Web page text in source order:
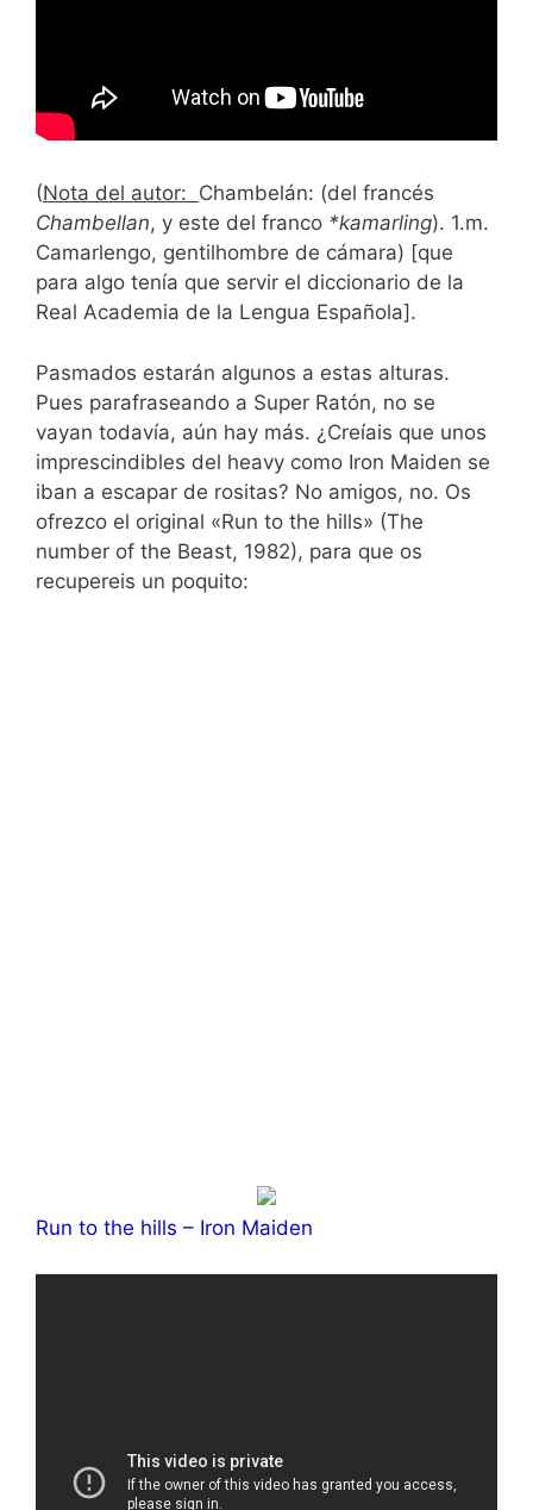
(Nota del autor: Chambelán: (del francés
Chambellan, y este del franco *kamarling). 1.m.
Camarlengo, gentilhombre de cámara) [que
para algo tenía que servir el diccionario de la
Real Academia de la Lengua Española].
Pasmados estarán algunos a estas alturas.
Pues parafraseando a Super Ratón, no se
vayan todavía, aún hay más. ¿Creíais que unos
imprescindibles del heavy como Iron Maiden se
iban a escapar de rositas? No amigos, no. Os
ofrezco el original «Run to the hills» (The
number of the Beast, 1982), para que os
recupereis un poquito:
Run to the hills – Iron Maiden